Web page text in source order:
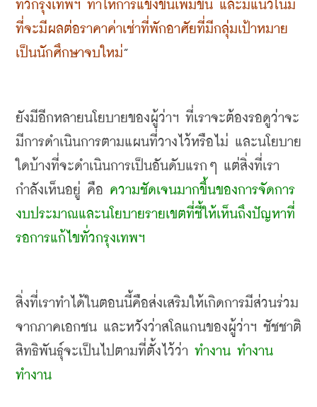
ทั่วกรุงเทพฯ ทำให้การแข่งขันเพิ่มขึ้น และมีแนวโน้ม
ที่จะมีผลต่อราคาค่าเช่าที่พักอาศัยที่มีกลุ่มเป้าหมาย
เป็นนักศึกษาจบใหม่”
ยังมีอีกหลายนโยบายของผู้ว่าฯ ที่เราจะต้องรอดูว่าจะ
มีการดำเนินการตามแผนที่วางไว้หรือไม่ และนโยบาย
ใดบ้างที่จะดำเนินการเป็นอันดับแรกๆ แต่สิ่งที่เรา
กำลังเห็นอยู่ คือ ความชัดเจนมากขึ้นของการจัดการ
งบประมาณและนโยบายรายเขตที่ชี้ให้เห็นถึงปัญหาที่
รอการแก้ไขทั่วกรุงเทพฯ
สิ่งที่เราทำได้ในตอนนี้คือส่งเสริมให้เกิดการมีส่วนร่วม
จากภาคเอกชน และหวังว่าสโลแกนของผู้ว่าฯ ชัชชาติ
สิทธิพันธุ์จะเป็นไปตามที่ตั้งไว้ว่า ทำงาน ทำงาน
ทำงาน